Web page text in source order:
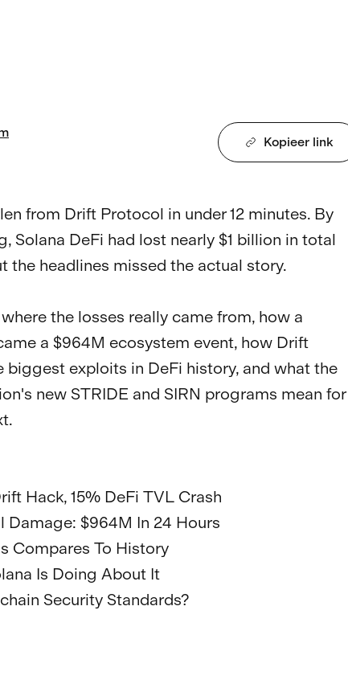
Kopieer link
from Drift Protocol in under 12 minutes. By
Solana DeFi had lost nearly $1 billion in total
the headlines missed the actual story.
the losses really came from, how a
a $964M ecosystem event, how Drift
biggest exploits in DeFi history, and what the
new STRIDE and SIRN programs mean for
Hack, 15% DeFi TVL Crash
Damage: $964M In 24 Hours
Compares To History
Is Doing About It
Security Standards?